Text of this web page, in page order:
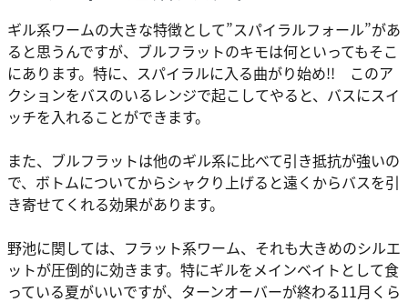
ギル系ワームの大きな特徴として”スパイラルフォール”があ
ると思うんですが、ブルフラットのキモは何といってもそこ
にあります。特に、スパイラルに入る曲がり始め!! このア
クションをバスのいるレンジで起こしてやると、バスにスイ
ッチを入れることができます。
また、ブルフラットは他のギル系に比べて引き抵抗が強いの
で、ボトムについてからシャクり上げると遠くからバスを引
き寄せてくれる効果があります。
野池に関しては、フラット系ワーム、それも大きめのシルエ
ットが圧倒的に効きます。特にギルをメインベイトとして食
っている夏がいいですが、ターンオーバーが終わる11月くら